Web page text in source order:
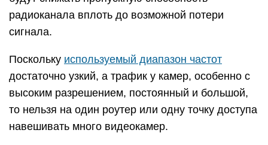
радиоканала вплоть до возможной потери
сигнала.
Поскольку используемый диапазон частот
достаточно узкий, а трафик у камер, особенно с
высоким разрешением, постоянный и большой,
то нельзя на один роутер или одну точку доступа
навешивать много видеокамер.